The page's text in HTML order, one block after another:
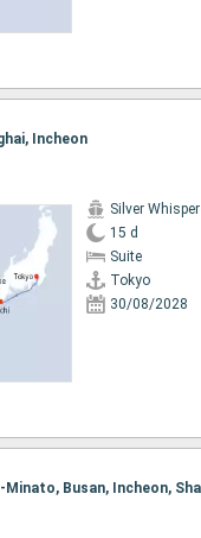
Incheon
Silver Whisper
15 d
Suite
Tokyo
30/08/2028